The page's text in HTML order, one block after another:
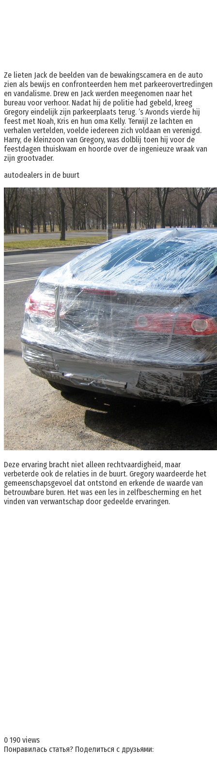
Ze lieten Jack de beelden van de bewakingscamera en de auto
zien als bewijs en confronteerden hem met parkeerovertredingen
en vandalisme. Drew en Jack werden meegenomen naar het
bureau voor verhoor. Nadat hij de politie had gebeld, kreeg
Gregory eindelijk zijn parkeerplaats terug. ‘s Avonds vierde hij
feest met Noah, Kris en hun oma Kelly. Terwijl ze lachten en
verhalen vertelden, voelde iedereen zich voldaan en verenigd.
Harry, de kleinzoon van Gregory, was dolblij toen hij voor de
feestdagen thuiskwam en hoorde over de ingenieuze wraak van
zijn grootvader.
autodealers in de buurt
Deze ervaring bracht niet alleen rechtvaardigheid, maar
verbeterde ook de relaties in de buurt. Gregory waardeerde het
gemeenschapsgevoel dat ontstond en erkende de waarde van
betrouwbare buren. Het was een les in zelfbescherming en het
vinden van verwantschap door gedeelde ervaringen.
0 190 views
Понравилась статья? Поделиться с друзьями: